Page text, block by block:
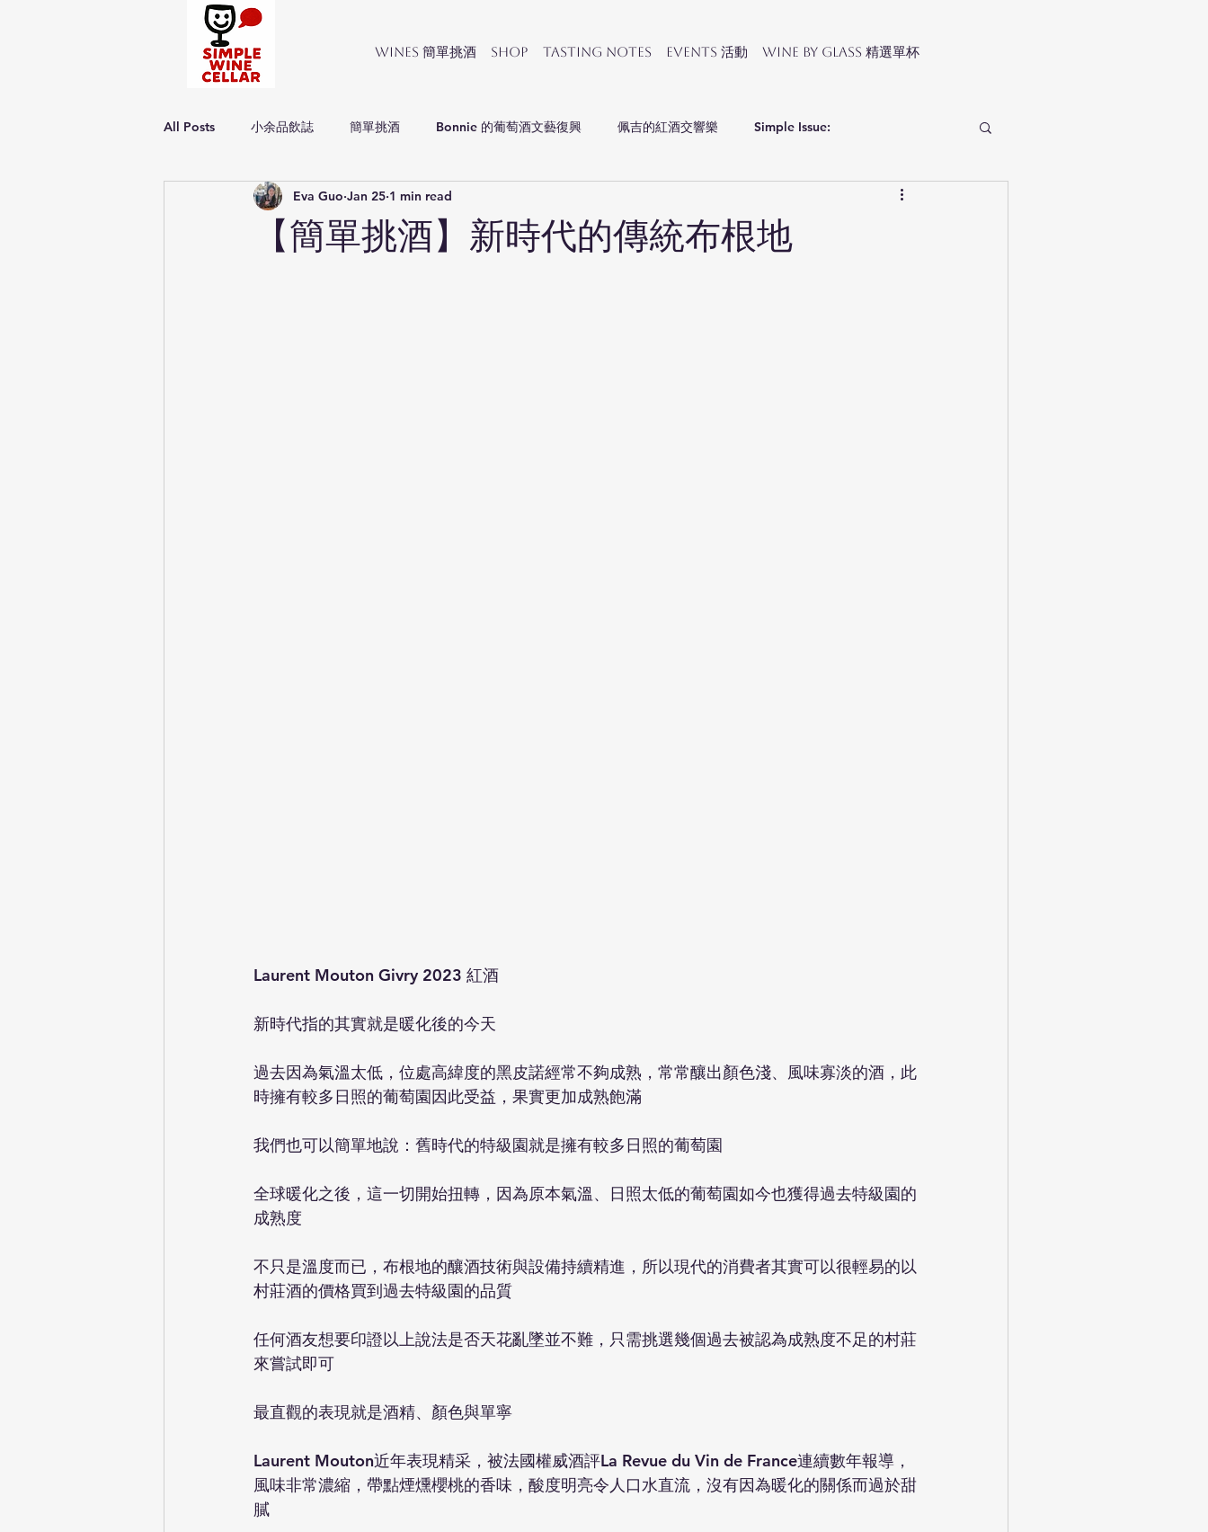
Wines 簡單挑酒 SHOP Tasting Notes Events 活動 Wine by Glass 精選單杯
All Posts 小余品飲誌 簡單挑酒 Bonnie 的葡萄酒文藝復興 佩吉的紅酒交響樂 Simple Issue:
Simple about wine 簡單品酒會
【簡單挑酒】新時代的傳統布根地
Eva Guo Jan 25 1 min read
Laurent Mouton Givry 2023 紅酒
新時代指的其實就是暖化後的今天
過去因為氣溫太低，位處高緯度的黑皮諾經常不夠成熟，常常釀出顏色淺、風味寡淡的酒，此
時擁有較多日照的葡萄園因此受益，果實更加成熟飽滿
我們也可以簡單地說：舊時代的特級園就是擁有較多日照的葡萄園
全球暖化之後，這一切開始扭轉，因為原本氣溫、日照太低的葡萄園如今也獲得過去特級園的
成熟度
不只是溫度而已，布根地的釀酒技術與設備持續精進，所以現代的消費者其實可以很輕易的以
村莊酒的價格買到過去特級園的品質
任何酒友想要印證以上說法是否天花亂墜並不難，只需挑選幾個過去被認為成熟度不足的村莊
來嘗試即可
最直觀的表現就是酒精、顏色與單寧
Laurent Mouton近年表現精采，被法國權威酒評La Revue du Vin de France連續數年報導，
風味非常濃縮，帶點煙燻櫻桃的香味，酸度明亮令人口水直流，沒有因為暖化的關係而過於甜
膩